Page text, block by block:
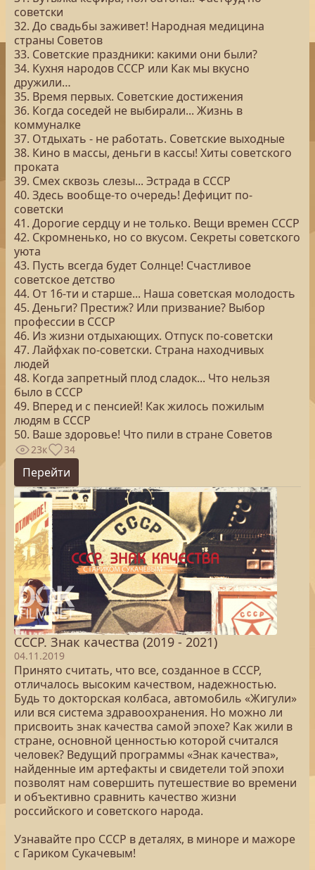
советски
32. До свадьбы заживет! Народная медицина
страны Советов
33. Советские праздники: какими они были?
34. Кухня народов СССР или Как мы вкусно
дружили…
35. Время первых. Советские достижения
36. Когда соседей не выбирали... Жизнь в
коммуналке
37. Отдыхать - не работать. Советские выходные
38. Кино в массы, деньги в кассы! Хиты советского
проката
39. Смех сквозь слезы... Эстрада в СССР
40. Здесь вообще-то очередь! Дефицит по-
советски
41. Дорогие сердцу и не только. Вещи времен СССР
42. Скромненько, но со вкусом. Секреты советского
уюта
43. Пусть всегда будет Солнце! Счастливое
советское детство
44. От 16-ти и старше... Наша советская молодость
45. Деньги? Престиж? Или призвание? Выбор
профессии в СССР
46. Из жизни отдыхающих. Отпуск по-советски
47. Лайфхак по-советски. Страна находчивых
людей
48. Когда запретный плод сладок... Что нельзя
было в СССР
49. Вперед и с пенсией! Как жилось пожилым
людям в СССР
50. Ваше здоровье! Что пили в стране Советов
23к 34
Перейти
СССР. Знак качества (2019 - 2021)
04.11.2019
Принято считать, что все, созданное в СССР,
отличалось высоким качеством, надежностью.
Будь то докторская колбаса, автомобиль «Жигули»
или вся система здравоохранения. Но можно ли
присвоить знак качества самой эпохе? Как жили в
стране, основной ценностью которой считался
человек? Ведущий программы «Знак качества»,
найденные им артефакты и свидетели той эпохи
позволят нам совершить путешествие во времени
и объективно сравнить качество жизни
российского и советского народа.
Узнавайте про СССР в деталях, в миноре и мажоре
с Гариком Сукачевым!